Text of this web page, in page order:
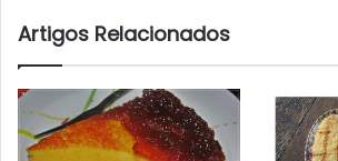
Artigos Relacionados